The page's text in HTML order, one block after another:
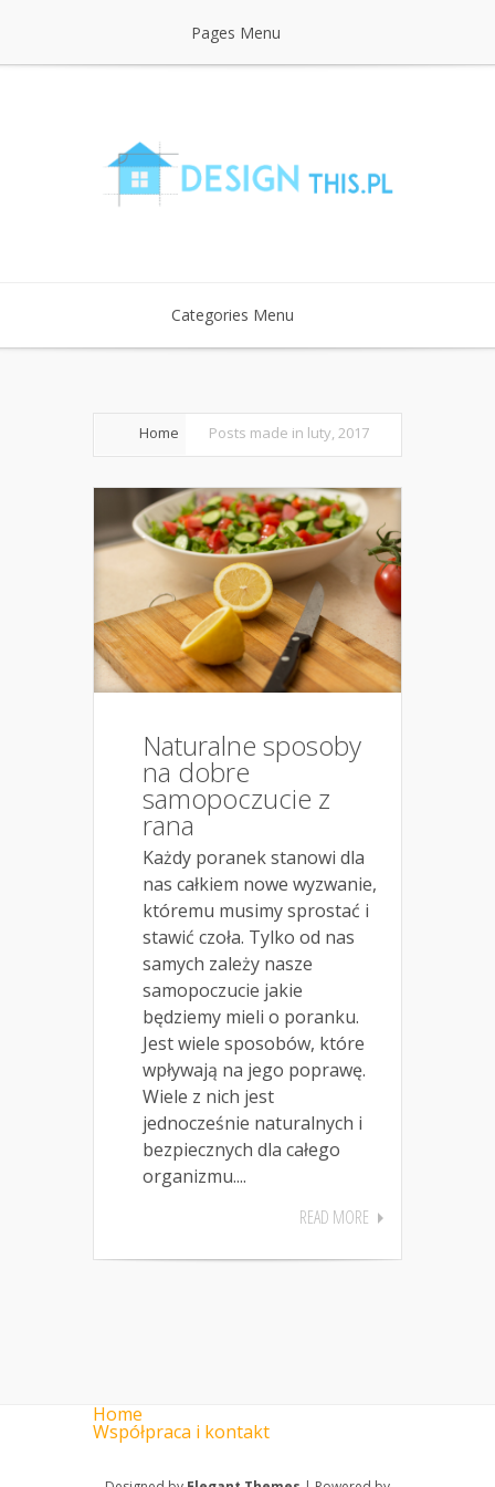
Pages Menu
Categories Menu
Home Posts made in luty, 2017
Naturalne sposoby
na dobre
samopoczucie z
rana
Każdy poranek stanowi dla
nas całkiem nowe wyzwanie,
któremu musimy sprostać i
stawić czoła. Tylko od nas
samych zależy nasze
samopoczucie jakie
będziemy mieli o poranku.
Jest wiele sposobów, które
wpływają na jego poprawę.
Wiele z nich jest
jednocześnie naturalnych i
bezpiecznych dla całego
organizmu....
READ MORE
Home
Współpraca i kontakt